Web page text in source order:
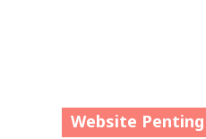
Website Penting